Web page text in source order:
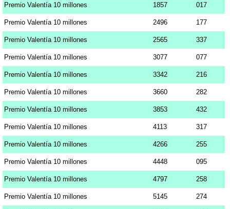
Premio Valentía 10 millones 1857 017
Premio Valentía 10 millones 2496 177
Premio Valentía 10 millones 2565 337
Premio Valentía 10 millones 3077 077
Premio Valentía 10 millones 3342 216
Premio Valentía 10 millones 3660 282
Premio Valentía 10 millones 3853 432
Premio Valentía 10 millones 4113 317
Premio Valentía 10 millones 4266 255
Premio Valentía 10 millones 4448 095
Premio Valentía 10 millones 4797 258
Premio Valentía 10 millones 5145 274